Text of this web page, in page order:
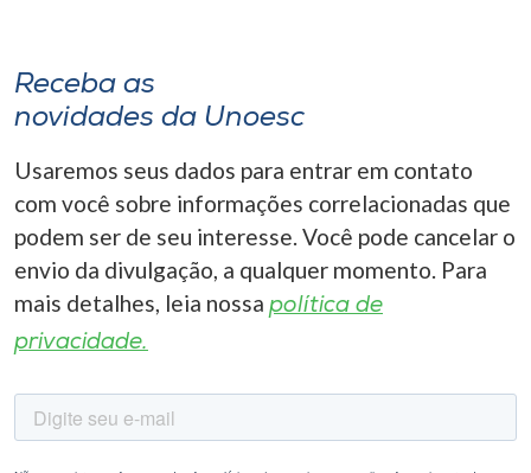
Receba as
novidades da Unoesc
Usaremos seus dados para entrar em contato
com você sobre informações correlacionadas que
podem ser de seu interesse. Você pode cancelar o
envio da divulgação, a qualquer momento. Para
mais detalhes, leia nossa política de
privacidade.